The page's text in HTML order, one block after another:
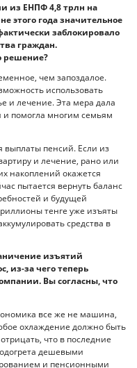
из ЕНПФ 4,8 трлн на
этого года значительное
заблокировало
граждан.
решение?
чем запоздалое.
использовать
и лечение. Эта мера дала
помогла многим семьям
выплаты пенсий. Если из
и лечение, рано или
накоплений окажется
пытается вернуть баланс
и будущей
тенге уже изъяты
средства в
изъятий
из-за чего теперь
Вы согласны, что
все же не машина,
охлаждение должно быть
что в последние
дешевыми
и пенсионными